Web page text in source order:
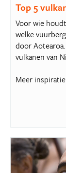
Top 5
Voor wie
welke
door
vulkanen van
Meer